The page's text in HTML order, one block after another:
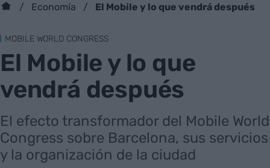
Economía El Mobile y lo que vendrá después
MOBILE WORLD CONGRESS
El Mobile y lo que
vendrá después
El efecto transformador del Mobile World
Congress sobre Barcelona, sus servicios
y la organización de la ciudad